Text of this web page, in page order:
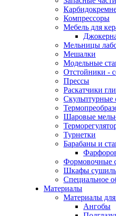
Компрессоры
Мебель для
Мельницы
Мешалки
Модельные
Отстойники -
Прессы
Раскатчики
Скульптурные
Шаровые
Турнетки
Барабаны и
Формовочные
Шкафы
Специальное
Материалы
Материалы
Ангобы